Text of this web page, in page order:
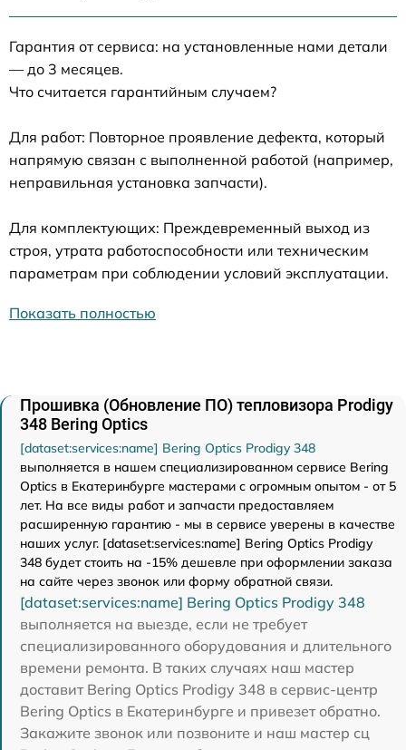
Гарантия от сервиса: на установленные нами детали
— до 3 месяцев.
Что считается гарантийным случаем?
Для работ: Повторное проявление дефекта, который
напрямую связан с выполненной работой (например,
неправильная установка запчасти).
Для комплектующих: Преждевременный выход из
строя, утрата работоспособности или техническим
параметрам при соблюдении условий эксплуатации.
Показать полностью
Прошивка (Обновление ПО) тепловизора Prodigy
348 Bering Optics
[dataset:services:name] Bering Optics Prodigy 348
выполняется в нашем специализированном сервисе Bering
Optics в Екатеринбурге мастерами с огромным опытом - от 5
лет. На все виды работ и запчасти предоставляем
расширенную гарантию - мы в сервисе уверены в качестве
наших услуг. [dataset:services:name] Bering Optics Prodigy
348 будет стоить на -15% дешевле при оформлении заказа
на сайте через звонок или форму обратной связи.
[dataset:services:name] Bering Optics Prodigy 348
выполняется на выезде, если не требует
специализированного оборудования и длительного
времени ремонта. В таких случаях наш мастер
доставит Bering Optics Prodigy 348 в сервис-центр
Bering Optics в Екатеринбурге и привезет обратно.
Закажите звонок или позвоните и наш мастер сц